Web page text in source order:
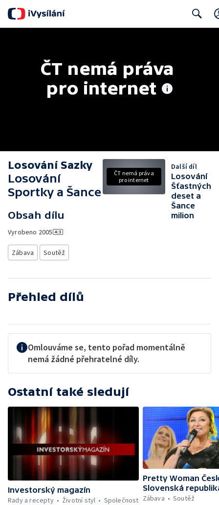
ČT nemá práva
pro internet
Losování Sazky
Losování
Sportky a Šance
Obsah dílu
Vyrobeno 2005
Zábava Soutěž
ČT nemá práva
pro internet
Další díl
Losování
Šťastných
deset a
Šance
milion
Přehled dílů
Omlouváme se, tento pořad momentálně
nemá žádné přehratelné díly.
Ostatní také sledují
Investorský magazín
Rady a recepty
Životní styl Společnost
Pretty Woman
Slovenská
Zábava
Soutěž